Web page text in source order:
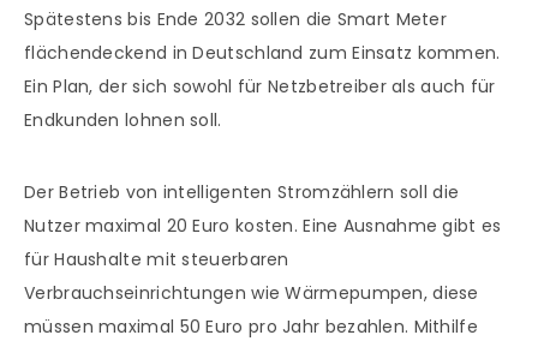
Spätestens bis Ende 2032 sollen die Smart Meter
flächendeckend in Deutschland zum Einsatz kommen.
Ein Plan, der sich sowohl für Netzbetreiber als auch für
Endkunden lohnen soll.
Der Betrieb von intelligenten Stromzählern soll die
Nutzer maximal 20 Euro kosten. Eine Ausnahme gibt es
für Haushalte mit steuerbaren
Verbrauchseinrichtungen wie Wärmepumpen, diese
müssen maximal 50 Euro pro Jahr bezahlen. Mithilfe